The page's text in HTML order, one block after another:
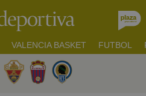
VALENCIA BASKET FUTBOL